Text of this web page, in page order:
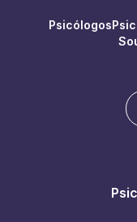
Psicólogos